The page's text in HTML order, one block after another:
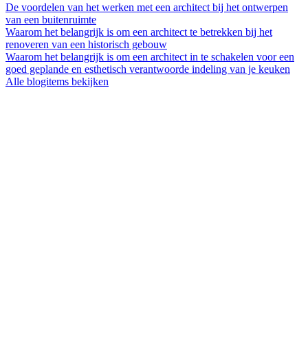
De voordelen van het werken met een architect bij het ontwerpen
van een buitenruimte
Waarom het belangrijk is om een architect te betrekken bij het
renoveren van een historisch gebouw
Waarom het belangrijk is om een architect in te schakelen voor een
goed geplande en esthetisch verantwoorde indeling van je keuken
Alle blogitems bekijken